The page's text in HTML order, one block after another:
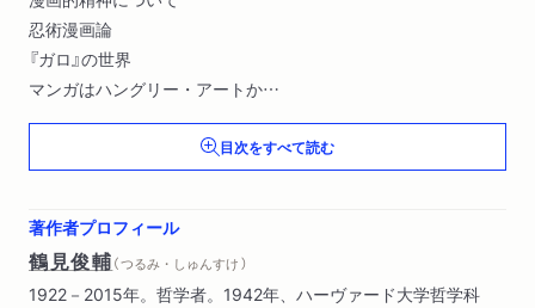
忍術漫画論
『ガロ』の世界
マンガはハングリー・アートか
漫画の面白い社会
魂の躍動を探す楽しみ〔ほか〕目次をすべて読む
著作者プロフィール
鶴見俊輔（ つるみ・しゅんすけ ）
1922－2015年。哲学者。1942年、ハーヴァード大学哲学科